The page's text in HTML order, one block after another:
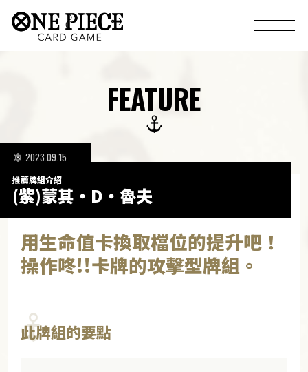
FEATURE
推薦牌組介紹
(紫)蒙其・D・魯夫
2023.09.15
用生命值卡換取檔位的提升吧！
操作咚!!卡牌的攻擊型牌組。
此牌組的要點